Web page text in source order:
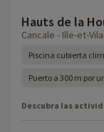
Hauts de la
Cancale - Ille-et-
Piscina cubierta
Puerto a 300 m por
Descubra las